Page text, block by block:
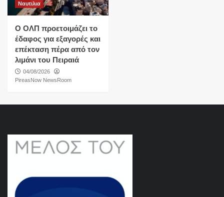
Ναυτιλια
O ΟΛΠ προετοιμάζει το
έδαφος για εξαγορές και
επέκταση πέρα από τον
λιμάνι του Πειραιά
04/08/2026
PireasNow NewsRoom